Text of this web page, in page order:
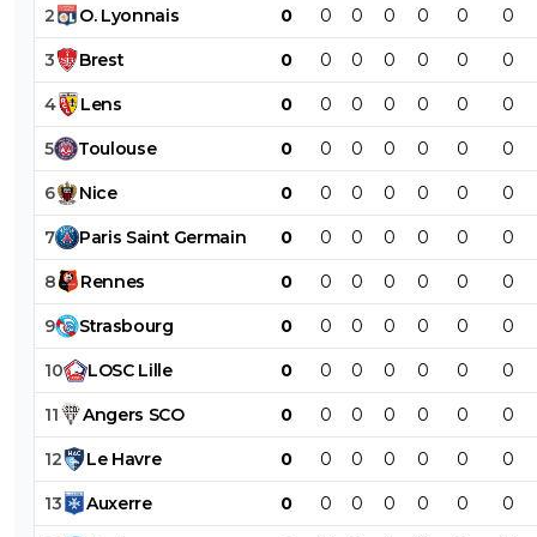
2 O. Lyonnais 0 0 0 0 0 0 0
3 Brest 0 0 0 0 0 0 0
4 Lens 0 0 0 0 0 0 0
5 Toulouse 0 0 0 0 0 0 0
6 Nice 0 0 0 0 0 0 0
7 Paris Saint Germain 0 0 0 0 0 0 0
8 Rennes 0 0 0 0 0 0 0
9 Strasbourg 0 0 0 0 0 0 0
10 LOSC Lille 0 0 0 0 0 0 0
11 Angers SCO 0 0 0 0 0 0 0
12 Le Havre 0 0 0 0 0 0 0
13 Auxerre 0 0 0 0 0 0 0